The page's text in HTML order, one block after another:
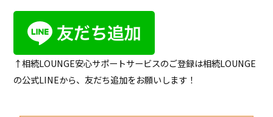
↑相続LOUNGE安心サポートサービスのご登録は相続LOUNGE
の公式LINEから、友だち追加をお願いします！